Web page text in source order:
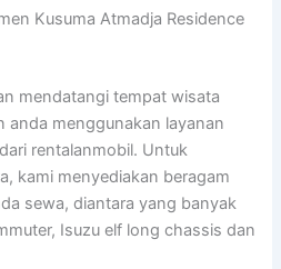
Kusuma Atmadja Residence
mendatangi tempat wisata
anda menggunakan layanan
rentalanmobil. Untuk
kami menyediakan beragam
sewa, diantara yang banyak
Isuzu elf long chassis dan